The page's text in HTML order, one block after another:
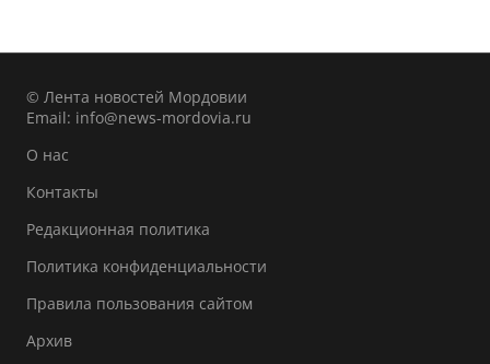
© Лента новостей Мордовии
Email: info@news-mordovia.ru
О нас
Контакты
Редакционная политика
Политика конфиденциальности
Правила пользования сайтом
Архив